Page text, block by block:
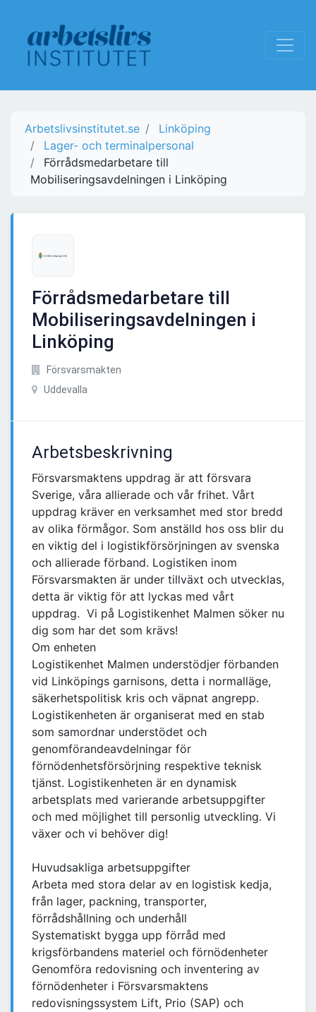
Arbetslivsinstitutet.se
Linköping
Lager- och terminalpersonal
Förrådsmedarbetare till
Mobiliseringsavdelningen i Linköping
Förrådsmedarbetare till
Mobiliseringsavdelningen i
Linköping
Försvarsmakten
Uddevalla
Arbetsbeskrivning
Försvarsmaktens uppdrag är att försvara
Sverige, våra allierade och vår frihet. Vårt
uppdrag kräver en verksamhet med stor bredd
av olika förmågor. Som anställd hos oss blir du
en viktig del i logistikförsörjningen av svenska
och allierade förband. Logistiken inom
Försvarsmakten är under tillväxt och utvecklas,
detta är viktig för att lyckas med vårt
uppdrag. Vi på Logistikenhet Malmen söker nu
dig som har det som krävs!
Om enheten
Logistikenhet Malmen understödjer förbanden
vid Linköpings garnisons, detta i normalläge,
säkerhetspolitisk kris och väpnat angrepp.
Logistikenheten är organiserat med en stab
som samordnar understödet och
genomförandeavdelningar för
förnödenhetsförsörjning respektive teknisk
tjänst. Logistikenheten är en dynamisk
arbetsplats med varierande arbetsuppgifter
och med möjlighet till personlig utveckling. Vi
växer och vi behöver dig!
Huvudsakliga arbetsuppgifter
Arbeta med stora delar av en logistisk kedja,
från lager, packning, transporter,
förrådshållning och underhåll
Systematiskt bygga upp förråd med
krigsförbandens materiel och förnödenheter
Genomföra redovisning och inventering av
förnödenheter i Försvarsmaktens
redovisningssystem Lift, Prio (SAP) och